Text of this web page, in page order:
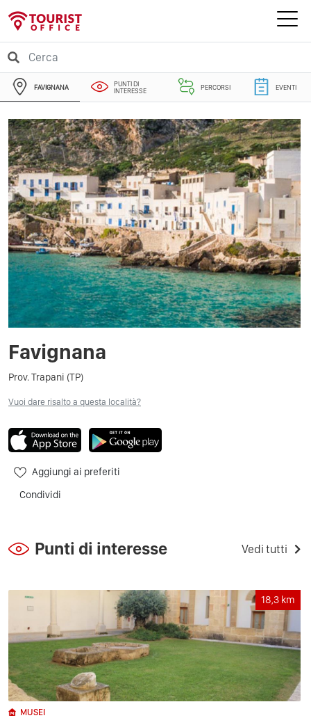
FAVIGNANA
PUNTI DI
INTERESSE
PERCORSI EVENTI
Favignana
Prov. Trapani (TP)
Vuoi dare risalto a questa località?
Aggiungi ai preferiti
Condividi
Punti di interesse Vedi tutti
18,3 km
MUSEI